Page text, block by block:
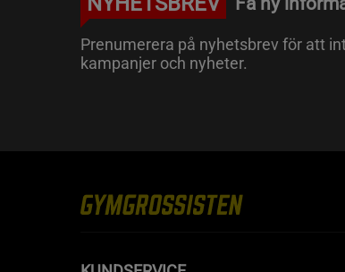
Prenumerera på nyhetsbrev för att
kampanjer och nyheter.